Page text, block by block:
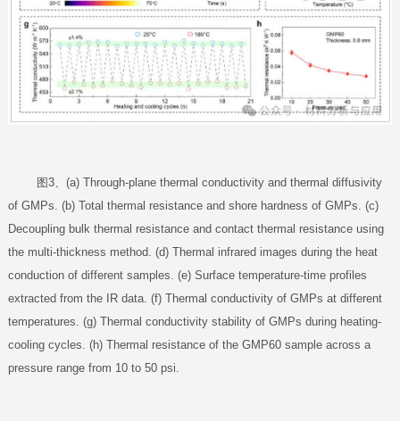
图3、(a) Through-plane thermal conductivity and thermal diffusivity
of GMPs. (b) Total thermal resistance and shore hardness of GMPs. (c)
Decoupling bulk thermal resistance and contact thermal resistance using
the multi-thickness method. (d) Thermal infrared images during the heat
conduction of different samples. (e) Surface temperature-time profiles
extracted from the IR data. (f) Thermal conductivity of GMPs at different
temperatures. (g) Thermal conductivity stability of GMPs during heating-
cooling cycles. (h) Thermal resistance of the GMP60 sample across a
pressure range from 10 to 50 psi.